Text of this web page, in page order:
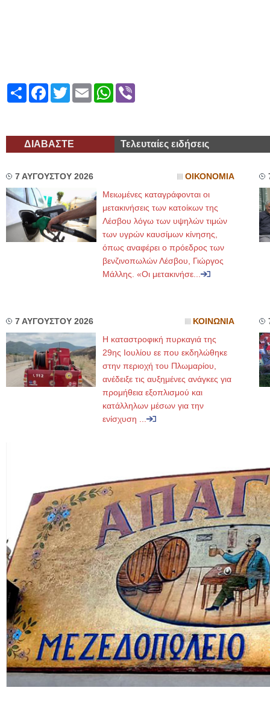
ShareFacebook
TwitterEmailWhatsApp
ΔΙΑΒΑΣΤΕ Τελευταίες ειδήσεις
7 ΑΥΓΟΥΣΤΟΥ 2026 ΟΙΚΟΝΟΜΙΑ
Μειωμένες καταγράφονται οι
μετακινήσεις των κατοίκων της
Λέσβου λόγω των υψηλών τιμών
των υγρών καυσίμων κίνησης,
όπως αναφέρει ο πρόεδρος των
βενζινοπωλών Λέσβου, Γιώργος
Μάλλης. «Οι μετακινήσε...
7 ΑΥΓΟΥΣΤΟΥ 2026 ΚΟΙΝΩΝΙΑ
Η καταστροφική πυρκαγιά της
29ης Ιουλίου εε που εκδηλώθηκε
στην περιοχή του Πλωμαρίου,
ανέδειξε τις αυξημένες ανάγκες για
προμήθεια εξοπλισμού και
κατάλληλων μέσων για την
ενίσχυση ...